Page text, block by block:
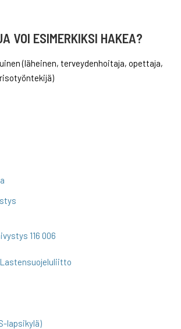
VOI ESIMERKIKSI HAKEA?
(läheinen, terveydenhoitaja, opettaja,
116 006
lapsikylä)